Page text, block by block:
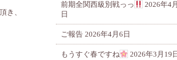
き、
前期全関西級別戦っっ
2026年4
日
ご報告 2026年4月6日
もうすぐ春ですね 2026年3月19